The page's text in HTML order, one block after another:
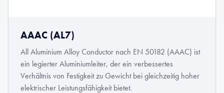
AAAC (AL7)
All Aluminium Alloy Conductor nach EN 50182 (AAAC) ist
ein legierter Aluminiumleiter, der ein verbessertes
Verhältnis von Festigkeit zu Gewicht bei gleichzeitig hoher
elektrischer Leistungsfähigkeit bietet.